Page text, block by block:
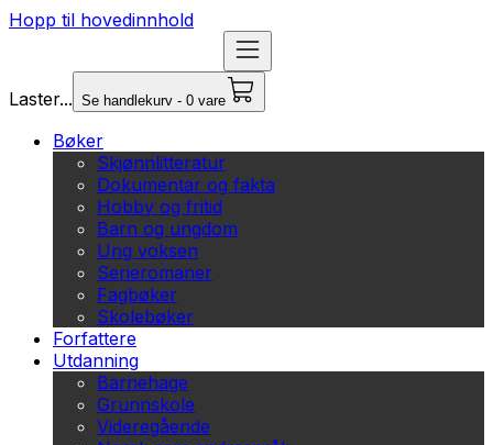
Hopp til hovedinnhold
Laster... Se handlekurv - 0 vare
Bøker
Skjønnlitteratur
Dokumentar og fakta
Hobby og fritid
Barn og ungdom
Ung voksen
Serieromaner
Fagbøker
Skolebøker
Forfattere
Utdanning
Barnehage
Grunnskole
Videregående